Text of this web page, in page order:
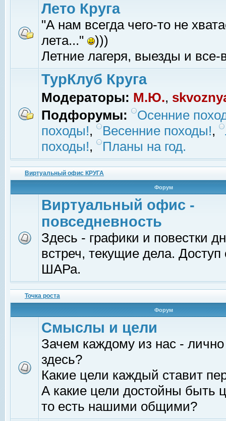
Лето Круга
"А нам всегда чего-то не
лета..."
)))
Летние лагеря, выезды и все-
ТурКлуб Круга
Модераторы: М.Ю.,
Подфорумы:
Осенние
походы!, Весенние походы!,
походы!, Планы на год.
Виртуальный офис КРУГА
Форум
Виртуальный офис -
повседневность
Здесь - графики и повестки
встреч, текущие дела.
ШАРа.
Точка роста
Форум
Смыслы и цели
Зачем каждому из нас -
здесь?
Какие цели каждый ставит
А какие цели достойны быть
то есть нашими общими?